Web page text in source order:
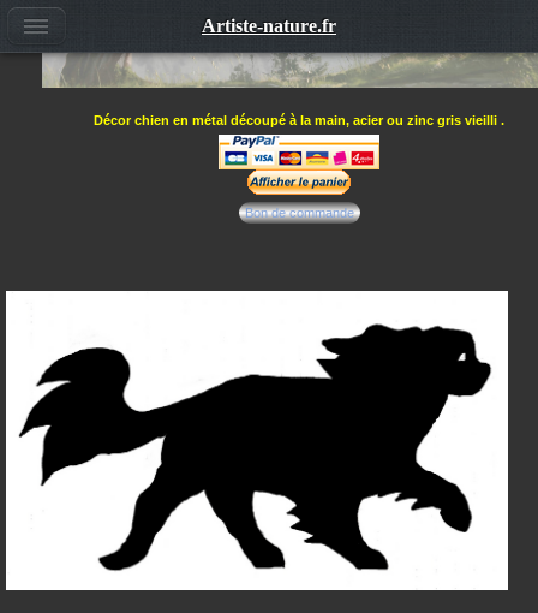
Décor chien en métal découpé à la main, acier ou zinc gris vieilli .
Bon de commande
Artiste-nature.fr